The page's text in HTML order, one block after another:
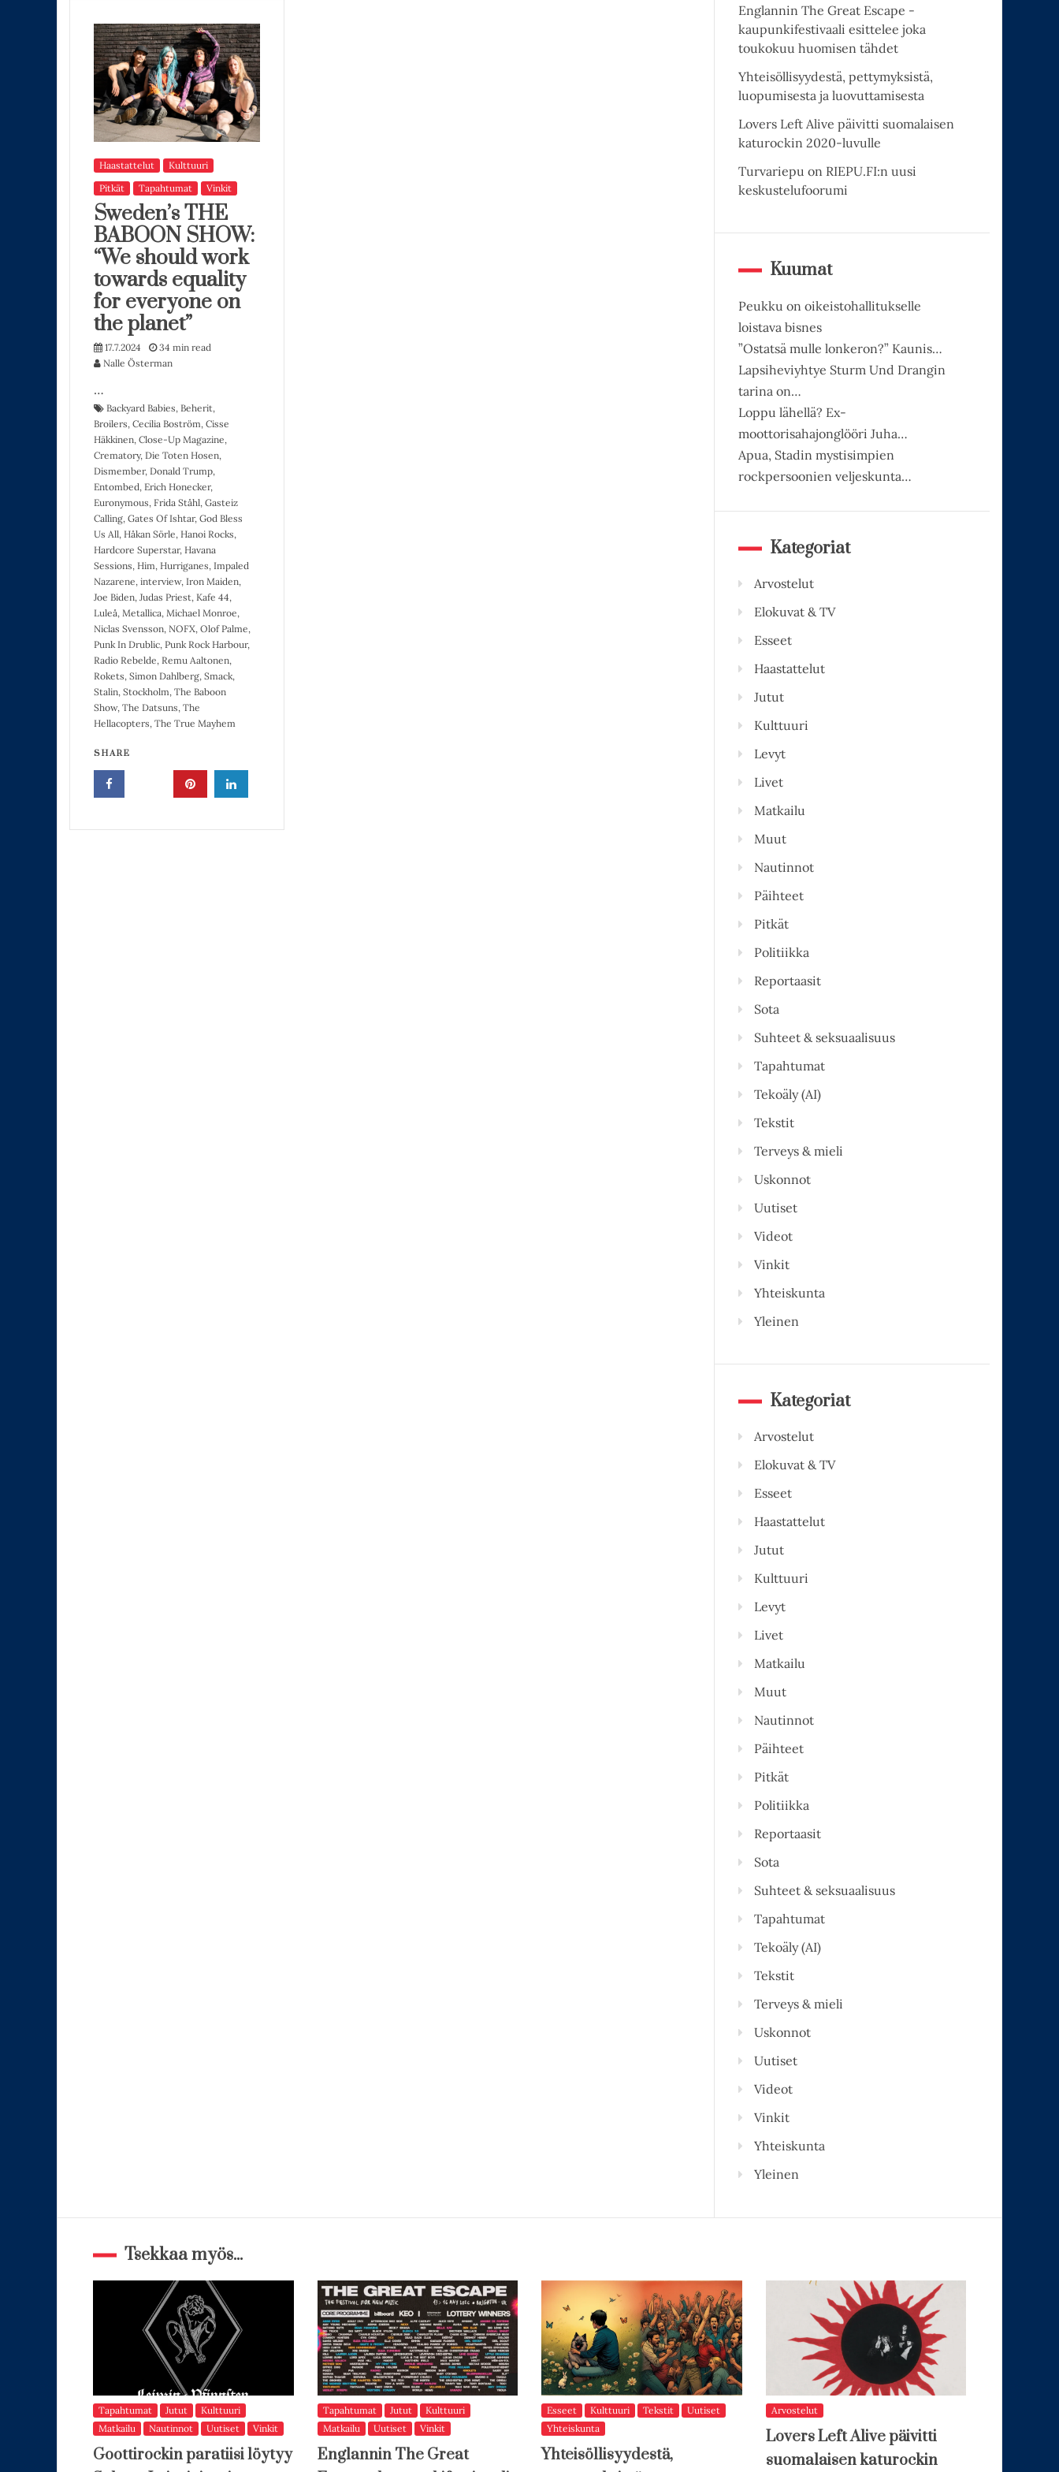
Haastattelut
Kulttuuri
Pitkät
Tapahtumat Vinkit
Sweden’s THE
BABOON SHOW:
“We should work
towards equality
for everyone on
the planet”
17.7.2024
34 min read
Nalle Österman
…
Backyard Babies, Beherit,
Broilers, Cecilia Boström, Cisse
Häkkinen, Close-Up Magazine,
Crematory, Die Toten Hosen,
Dismember, Donald Trump,
Entombed, Erich Honecker,
Euronymous, Frida Ståhl, Gasteiz
Calling, Gates Of Ishtar, God Bless
Us All, Håkan Sörle, Hanoi Rocks,
Hardcore Superstar, Havana
Sessions, Him, Hurriganes, Impaled
Nazarene, interview, Iron Maiden,
Joe Biden, Judas Priest, Kafe 44,
Luleå, Metallica, Michael Monroe,
Niclas Svensson, NOFX, Olof Palme,
Punk In Drublic, Punk Rock Harbour,
Radio Rebelde, Remu Aaltonen,
Rokets, Simon Dahlberg, Smack,
Stalin, Stockholm, The Baboon
Show, The Datsuns, The
Hellacopters, The True Mayhem
SHARE
Englannin The Great Escape -
kaupunkifestivaali esittelee joka
toukokuu huomisen tähdet
Yhteisöllisyydestä, pettymyksistä,
luopumisesta ja luovuttamisesta
Lovers Left Alive päivitti suomalaisen
katurockin 2020-luvulle
Turvariepu on RIEPU.FI:n uusi
keskustelufoorumi
Kuumat
Peukku on oikeistohallitukselle
loistava bisnes
”Ostatsä mulle lonkeron?” Kaunis…
Lapsiheviyhtye Sturm Und Drangin
tarina on…
Loppu lähellä? Ex-
moottorisahajonglööri Juha…
Apua, Stadin mystisimpien
rockpersoonien veljeskunta…
Kategoriat
Arvostelut
Elokuvat & TV
Esseet
Haastattelut
Jutut
Kulttuuri
Levyt
Livet
Matkailu
Muut
Nautinnot
Päihteet
Pitkät
Politiikka
Reportaasit
Sota
Suhteet & seksuaalisuus
Tapahtumat
Tekoäly (AI)
Tekstit
Terveys & mieli
Uskonnot
Uutiset
Videot
Vinkit
Yhteiskunta
Yleinen
Kategoriat
Arvostelut
Elokuvat & TV
Esseet
Haastattelut
Jutut
Kulttuuri
Levyt
Livet
Matkailu
Muut
Nautinnot
Päihteet
Pitkät
Politiikka
Reportaasit
Sota
Suhteet & seksuaalisuus
Tapahtumat
Tekoäly (AI)
Tekstit
Terveys & mieli
Uskonnot
Uutiset
Videot
Vinkit
Yhteiskunta
Yleinen
Tsekkaa myös...
Tapahtumat Jutut
Kulttuuri
Matkailu
Nautinnot Uutiset Vinkit
Goottirockin paratiisi löytyy
Tapahtumat Jutut
Kulttuuri
Matkailu
Uutiset Vinkit
Englannin The Great
Esseet Kulttuuri Tekstit
Uutiset
Yhteiskunta
Yhteisöllisyydestä,
Arvostelut
Lovers Left Alive päivitti
suomalaisen katurockin